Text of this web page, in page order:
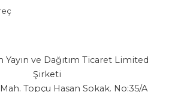
Yayın ve Dağıtım Ticaret Limited
Şirketi
Topçu Hasan Sokak. No:35/A